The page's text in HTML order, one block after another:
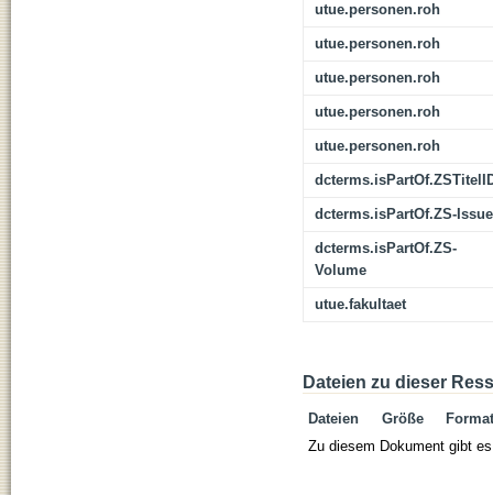
utue.personen.roh
utue.personen.roh
utue.personen.roh
utue.personen.roh
utue.personen.roh
dcterms.isPartOf.ZS-Issue
dcterms.isPartOf.ZS-
Volume
utue.fakultaet
Dateien zu dieser
Dateien Größe
Format
Zu diesem Dokument gibt